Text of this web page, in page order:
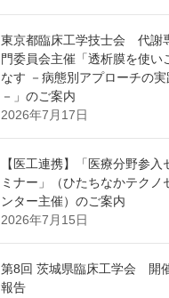
東京都臨床工学技士会 代謝
門委員会主催「透析膜を使い
なす －病態別アプローチの実
－」のご案内
2026年7月17日
【医工連携】「医療分野参入
ミナー」（ひたちなかテクノ
ンター主催）のご案内
2026年7月15日
第8回 茨城県臨床工学会 開
報告